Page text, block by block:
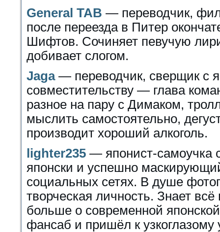
General TAB — переводчик,
после переезда в Питер
Шифтов. Сочиняет певучую
добивает слогом.
Jaga— переводчик, сверщик с
совместительству — глава
разное на пару с Димаком,
мыслить самостоятельно,
производит хороший алкоголь.
lighter235 — японист-самоучка
японски и успешно
социальных сетях. В душе
творческая личность. Знает
больше о современной
фансаб и пришёл к узкоглазому